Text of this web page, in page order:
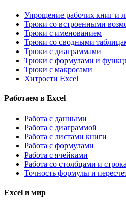
Упрощение рабочих книг и
Трюки со встроенными
Трюки с именованием
Трюки со сводными
Трюки с диаграммами
Трюки с формулами и
Трюки с макросами
Хитрости Excel
Работаем в Excel
Работа с данными
Работа с диаграммой
Работа с листами книги
Работа с формулами
Работа с ячейками
Работа со столбцами и
Точность формулы и
Excel и мир